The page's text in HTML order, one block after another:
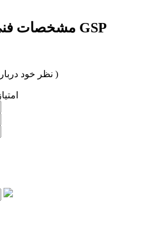
مشخصات تسمه دینام پراید GSP
( نظر خود درباره این محصول را ثبت نمایید )
امتیاز